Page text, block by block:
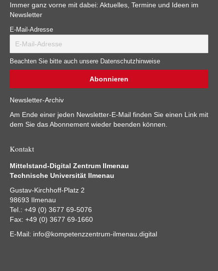
Immer ganz vorne mit dabei: Aktuelles, Termine und Ideen im
Newsletter
E-Mail-Adresse
Beachten Sie bitte auch unsere Datenschutzhinweise
Newsletter-Archiv
Am Ende einer jeden Newsletter-E-Mail finden Sie einen Link mit
dem Sie das Abonnement wieder beenden können.
Kontakt
Mittelstand-Digital Zentrum Ilmenau
Technische Universität Ilmenau
Gustav-Kirchhoff-Platz 2
98693 Ilmenau
Tel.: +49 (0) 3677 69-5076
Fax: +49 (0) 3677 69-1660
E-Mail: info@kompetenzzentrum-ilmenau.digital